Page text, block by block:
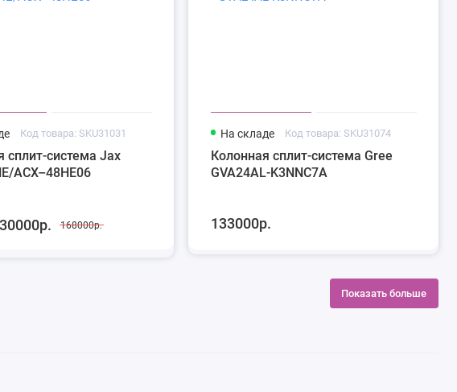
Код товара: SKU31031
сплит-система Jax
ACX–48HE06
168000р.
На складе Код товара: SKU31074
Колонная сплит-система Gree
GVA24AL-K3NNC7A
133000р.
Показать больше